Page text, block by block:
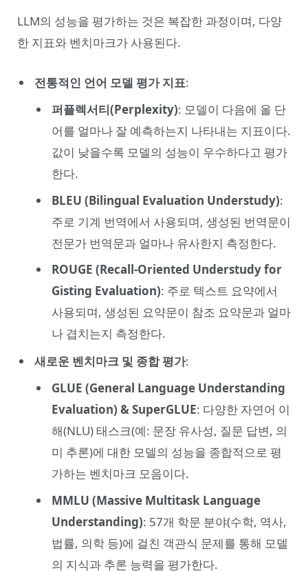
LLM의 성능을 평가하는 것은 복잡한 과정이며, 다양
한 지표와 벤치마크가 사용된다.
전통적인 언어 모델 평가 지표:
퍼플렉서티(Perplexity): 모델이 다음에 올 단
어를 얼마나 잘 예측하는지 나타내는 지표이다.
값이 낮을수록 모델의 성능이 우수하다고 평가
한다.
BLEU (Bilingual Evaluation Understudy):
주로 기계 번역에서 사용되며, 생성된 번역문이
전문가 번역문과 얼마나 유사한지 측정한다.
ROUGE (Recall-Oriented Understudy for
Gisting Evaluation): 주로 텍스트 요약에서
사용되며, 생성된 요약문이 참조 요약문과 얼마
나 겹치는지 측정한다.
새로운 벤치마크 및 종합 평가:
GLUE (General Language Understanding
Evaluation) & SuperGLUE: 다양한 자연어 이
해(NLU) 태스크(예: 문장 유사성, 질문 답변, 의
미 추론)에 대한 모델의 성능을 종합적으로 평
가하는 벤치마크 모음이다.
MMLU (Massive Multitask Language
Understanding): 57개 학문 분야(수학, 역사,
법률, 의학 등)에 걸친 객관식 문제를 통해 모델
의 지식과 추론 능력을 평가한다.